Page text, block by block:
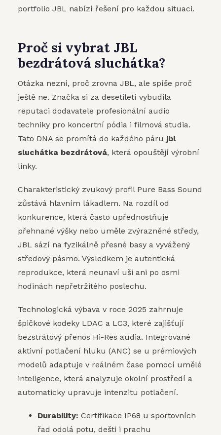
portfolio JBL nabízí řešení pro každou situaci.
Proč si vybrat JBL
bezdrátová sluchátka?
Otázka nezní, proč zrovna JBL, ale spíše proč
ještě ne. Značka si za desetiletí vybudila
reputaci dodavatele profesionální audio
techniky pro koncertní pódia i filmová studia.
Tato DNA se promítá do každého páru jbl
sluchátka bezdrátová, která opouštějí výrobní
linky.
Charakteristický zvukový profil Pure Bass Sound
zůstává hlavním lákadlem. Na rozdíl od
konkurence, která často upřednostňuje
přehnané výšky nebo uměle zvýrazněné středy,
JBL sází na fyzikálně přesné basy a vyvážený
středový pásmo. Výsledkem je autentická
reprodukce, která neunaví uši ani po osmi
hodinách nepřetržitého poslechu.
Technologická výbava v roce 2025 zahrnuje
špičkové kodeky LDAC a LC3, které zajišťují
bezstrátový přenos Hi-Res audia. Integrované
aktivní potlačení hluku (ANC) se u prémiových
modelů adaptuje v reálném čase pomocí umělé
inteligence, která analyzuje okolní prostředí a
automaticky upravuje intenzitu potlačení.
Durability: Certifikace IP68 u sportovních
řad odolá potu, dešti i prachu